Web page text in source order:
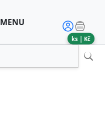
MENU
ks | Kč